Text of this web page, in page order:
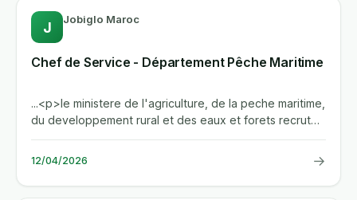
J Jobiglo Maroc
Chef de Service - Département Pêche Maritime
...<p>le ministere de l'agriculture, de la peche maritime,
du developpement rural et des eaux et forets recrute
deux chefs...
12/04/2026 →